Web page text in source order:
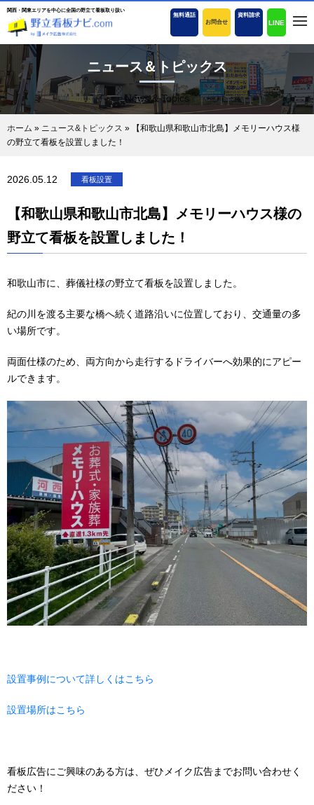
関西・関東エリアを中心に全国の野立て看板取り扱い
無料通話
お問合せ
資料請求
LINE
ニュース＆トピックス
News & Topics
ホーム » ニュース&トピックス »
【和歌山県和歌山市北島】メモリーハウス様
の野立て看板を設置しました！
2026.05.12 看板設置
【和歌山県和歌山市北島】メモリーハウス様の
野立て看板を設置しました！
和歌山市に、葬儀社様の野立て看板を設置しました。
紀の川を渡る主要な橋へ続く道路沿いに位置しており、交通量の多
い場所です。
両面仕様のため、両方向から走行するドライバーへ効果的にアピー
ルできます。
設置事例について詳しくはこちら
設置場所はこちら
看板広告にご興味のある方は、ぜひメイク広告までお問い合わせく
ださい！